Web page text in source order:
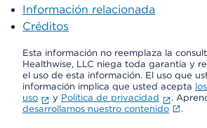
Información relacionada
Créditos
Esta información no reemplaza la
Healthwise, LLC niega toda garantía y
el uso de esta información. El uso que
información implica que usted acepta
uso
y Política de privacidad .
desarrollamos nuestro contenido
.